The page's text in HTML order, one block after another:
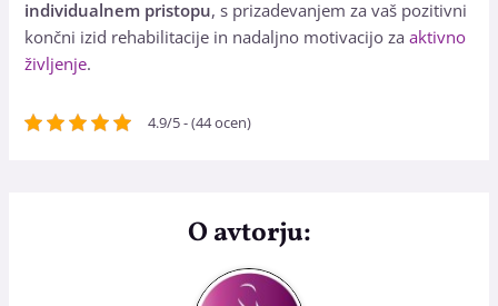
individualnem pristopu, s prizadevanjem za vaš pozitivni
končni izid rehabilitacije in nadaljno motivacijo zaaktivno
življenje.
4.9/5 - (44 ocen)
O avtorju: